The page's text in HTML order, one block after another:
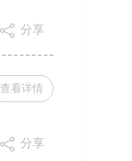
分享
查看详情
分享